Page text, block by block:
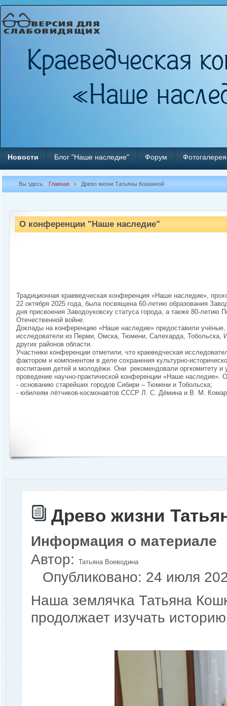
Новости Блог "Наше наследие" Форум Фотогалерея
Вы здесь: Главная Древо жизни Татьяны Кошкиной
О конференции "Наше наследие"
Традиционная краеведческая конференция «Наше наследие»,
22 октября 2025 года, была посвящена 60-летию образования
дня присвоения Заводоуковску статуса города, а также 80-летию
Отечественной войне.
Доклады на конференцию «Наше наследие» предоставили учёные,
исследователи из Перми, Омска, Тюмени, Салехарда, Тобольска,
других районов области.
Участники конференции отметили, что краеведческая
фактором и компонентом в деле сохранения культурно-
воспитания детей и молодёжи. Они рекомендовали оргкомитету и
проведение научно-практической конференции «Наше
- основанию старейших городов Сибири – Тюмени и Тобольска;
- юбилеям лётчиков-космонавтов СССР Л. С. Дёмина и В. М.
Древо жизни
Информация о материале
Автор:
Татьяна Воеводина
Опубликовано: 24 июля
Наша землячка Татьяна
продолжает изучать